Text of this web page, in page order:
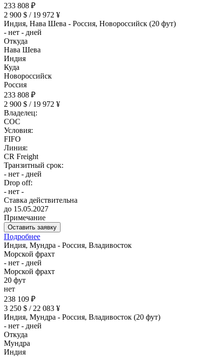
233 808 ₽
2 900 $ / 19 972 ¥
Индия, Нава Шева - Россия, Новороссийск (20 фут)
- нет - дней
Откуда
Нава Шева
Индия
Куда
Новороссийск
Россия
233 808 ₽
2 900 $ / 19 972 ¥
Владелец:
COC
Условия:
FIFO
Линия:
CR Freight
Транзитный срок:
- нет - дней
Drop off:
- нет -
Ставка действительна
до 15.05.2027
Примечание
Оставить заявку
Подробнее
Индия, Мундра - Россия, Владивосток
Морской фрахт
- нет - дней
Морской фрахт
20 фут
нет
238 109 ₽
3 250 $ / 22 083 ¥
Индия, Мундра - Россия, Владивосток (20 фут)
- нет - дней
Откуда
Мундра
Индия